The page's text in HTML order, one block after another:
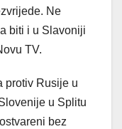
Ne
biti i u Slavoniji
TV.
protiv Rusije u
u Splitu
bez